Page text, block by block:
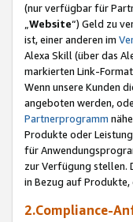
(nur verfügbar für
Website“) Geld zu
ist, einer anderen im
Alexa Skill (über das
markierten Link-
Wenn unsere Kunden
angeboten werden,
Partnerprogramm
Produkte oder
für
zur Verfügung stellen.
in Bezug auf Produkte,
2.Compliance-